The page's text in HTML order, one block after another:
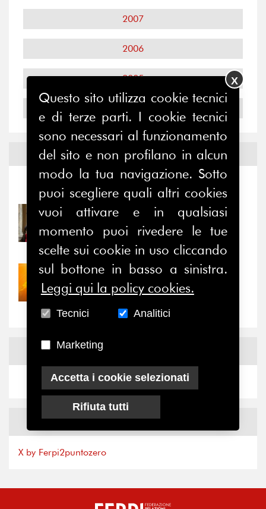
2007
2006
2005
Notizie edEventi
Eventi
31/07/2026
Prima della pausa estiva,
il valore di...
30/07/2026
Nove anni dopo la
News
NewsX
X by Ferpi2puntozero
Questo sito utilizza cookie tecnici
e di terze parti. I cookie tecnici
sono necessari al funzionamento
del sito e non profilano in alcun
modo la tua navigazione. Sotto
puoi scegliere quali altri cookies
vuoi attivare e in qualsiasi
momento puoi rivedere le tue
scelte sui cookie in uso cliccando
sul bottone in basso a sinistra.
Leggi qui la policy cookies.
Tecnici Analitici
Marketing
Accetta i cookie selezionati
Rifiuta tutti
X